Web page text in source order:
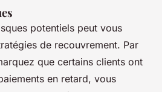
potentiels peut vous
de recouvrement. Par
que certains clients ont
en retard, vous